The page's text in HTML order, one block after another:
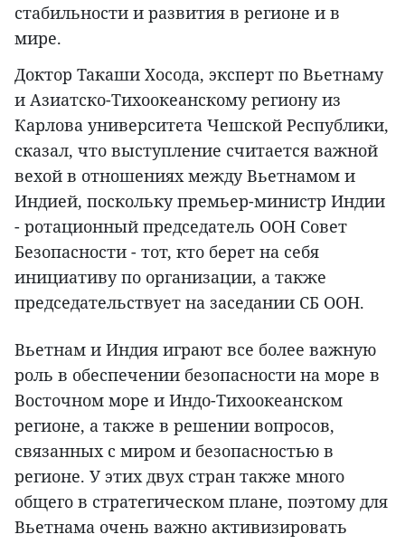
стабильности и развития в регионе и в
мире.
Доктор Такаши Хосода, эксперт по Вьетнаму
и Азиатско-Тихоокеанскому региону из
Карлова университета Чешской Республики,
сказал, что выступление считается важной
вехой в отношениях между Вьетнамом и
Индией, поскольку премьер-министр Индии
- ротационный председатель ООН Совет
Безопасности - тот, кто берет на себя
инициативу по организации, а также
председательствует на заседании СБ ООН.
Вьетнам и Индия играют все более важную
роль в обеспечении безопасности на море в
Восточном море и Индо-Тихоокеанском
регионе, а также в решении вопросов,
связанных с миром и безопасностью в
регионе. У этих двух стран также много
общего в стратегическом плане, поэтому для
Вьетнама очень важно активизировать